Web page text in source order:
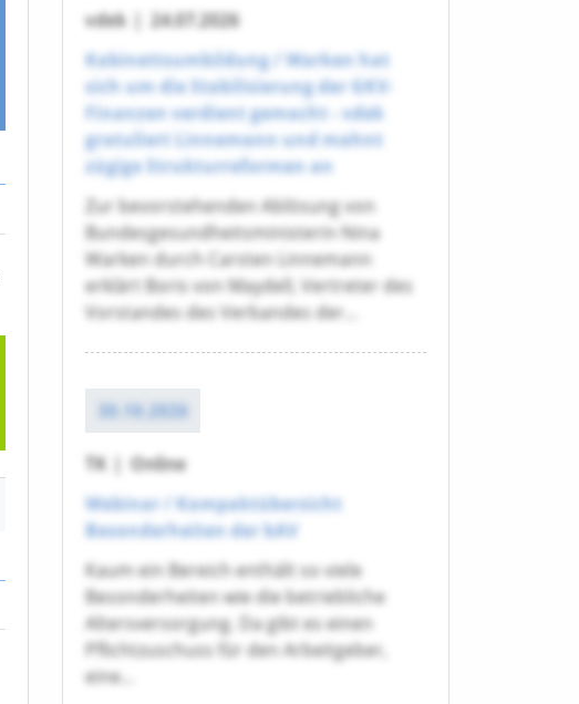
vdek
24.07.2026
Kabinettsumbildung / Warken hat
sich um die Stabilisierung der GKV-
Finanzen verdient gemacht - vdek
gratuliert Linnemann und mahnt
zügige Strukturreformen an
Zur bevorstehenden Ablösung von
Bundesgesundheitsministerin Nina
Warken durch Carsten Linnemann
erklärt Boris von Maydell, Vertreter des
Vorstandes des Verbandes der...
30.10.2026
TK
Online
Webinar / Kompaktübersicht
Besonderheiten der bAV
Kaum ein Bereich enthält so viele
Besonderheiten wie die betriebliche
Altersversorgung. Da gibt es einen
Pflichtzuschuss für den Arbeitgeber,
eine...